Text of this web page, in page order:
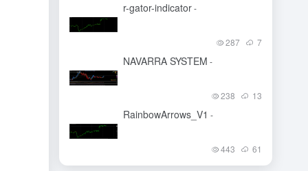
r-gator-indicator-
287 7
NAVARRA SYSTEM -
238 13
RainbowArrows_V1 -
443 61